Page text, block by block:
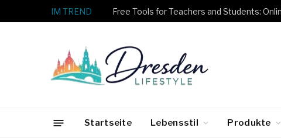
IM TREND
Startseite Lebensstil Produkte